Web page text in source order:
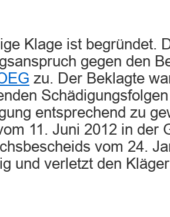
Klage ist begründet.
gegen den
zu. Der Beklagte
entsprechend zu
11. Juni 2012 in der
vom 24.
und verletzt den